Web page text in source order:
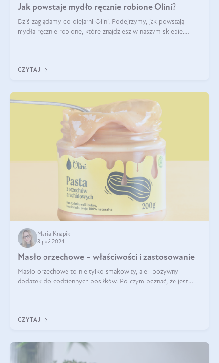
Jak powstaje mydło ręcznie robione Olini?
Dziś zaglądamy do olejarni Olini. Podejrzymy, jak powstają
mydła ręcznie robione, które znajdziesz w naszym sklepie.
CZYTAJ
Maria Knapik
3 paź 2024
Masło orzechowe – właściwości i zastosowanie
Masło orzechowe to nie tylko smakowity, ale i pożywny
dodatek do codziennych posiłków. Po czym poznać, że jest
CZYTAJ